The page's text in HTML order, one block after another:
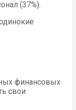
(37%).
финансовых
свои